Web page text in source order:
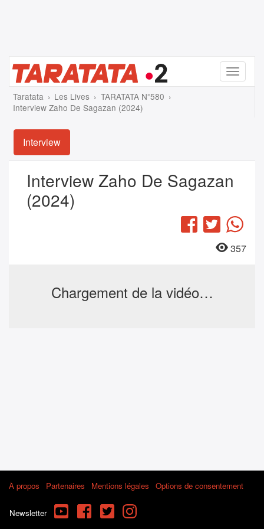
Menu
Taratata Les Lives
TARATATA N°580
Interview Zaho De Sagazan (2024)
Interview
Interview Zaho De Sagazan
(2024)
Facebook
Twitter
357
Chargement de la vidéo…
À propos Partenaires Mentions légales Options de consentement
Newsletter YouTube FacebookTwitterInstagram